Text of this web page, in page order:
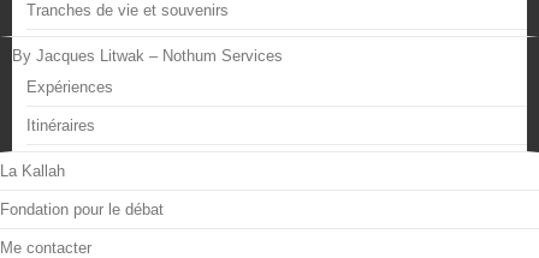
Tranches de vie et souvenirs
By Jacques Litwak – Nothum Services
Expériences
Itinéraires
La Kallah
Fondation pour le débat
Me contacter